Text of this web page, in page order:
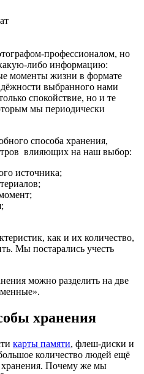
профессионалом, но
либо информацию:
моменты жизни в формате
выбранного нами
спокойствие, но и те
мы периодически
способа хранения,
влияющих на наш выбор:
источника;
как и их количество,
Мы постарались учесть
можно разделить на две
хранения
карты памяти, флеш-диски и
количество людей ещё
хранения. Почему же мы